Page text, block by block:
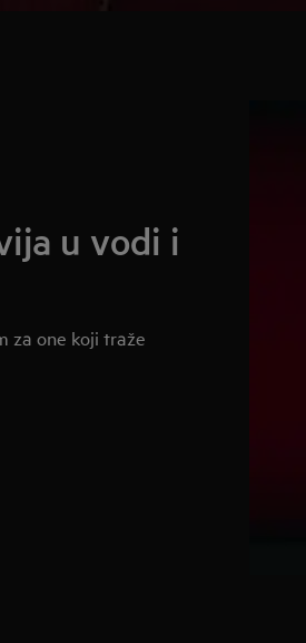
u vodi i
za one koji traže